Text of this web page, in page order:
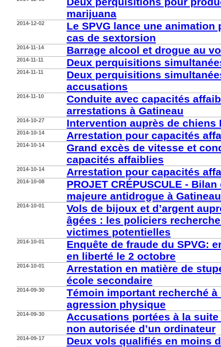
marijuana
Le SPVG lance une animation
cas de sextorsion
2014-12-02
Barrage alcool et drogue au
2014-11-14
Deux perquisitions
2014-11-11
Deux perquisitions
accusations
2014-11-11
Conduite avec capacités
arrestations à Gatineau
2014-11-10
Intervention auprès de chiens
2014-10-27
Arrestation pour capacités
2014-10-14
Grand excès de vitesse et
capacités affaiblies
2014-10-14
Arrestation pour capacités
2014-10-14
PROJET CRÉPUSCULE -
majeure antidrogue à Gatineau
2014-10-08
Vols de bijoux et d’argent
âgées : les policiers
victimes potentielles
2014-10-01
Enquête de fraude du SPVG:
en liberté le 2 octobre
2014-10-01
Arrestation en matière de
école secondaire
2014-10-01
Témoin important recherché à
agression physique
2014-09-30
Accusations portées à la
non autorisée d’un ordinateur
2014-09-30
Deux vols qualifiés en moins
2014-09-17